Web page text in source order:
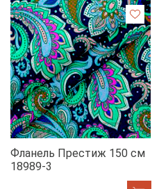
Фланель Престиж 150 см
18989-3